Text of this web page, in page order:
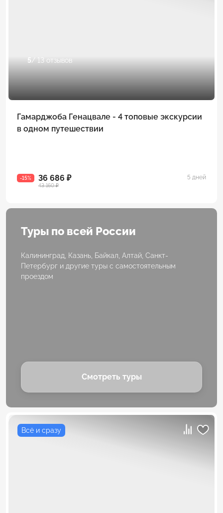
5/ 13 отзывов
Гамарджоба Генацвале - 4 топовые экскурсии
в одном путешествии
-15% 36 686 ₽
43 160 ₽
5 дней
Туры по всей России
Калининград, Казань, Байкал, Алтай, Санкт-
Петербург и другие туры с самостоятельным
проездом
Смотреть туры
Всё и сразу